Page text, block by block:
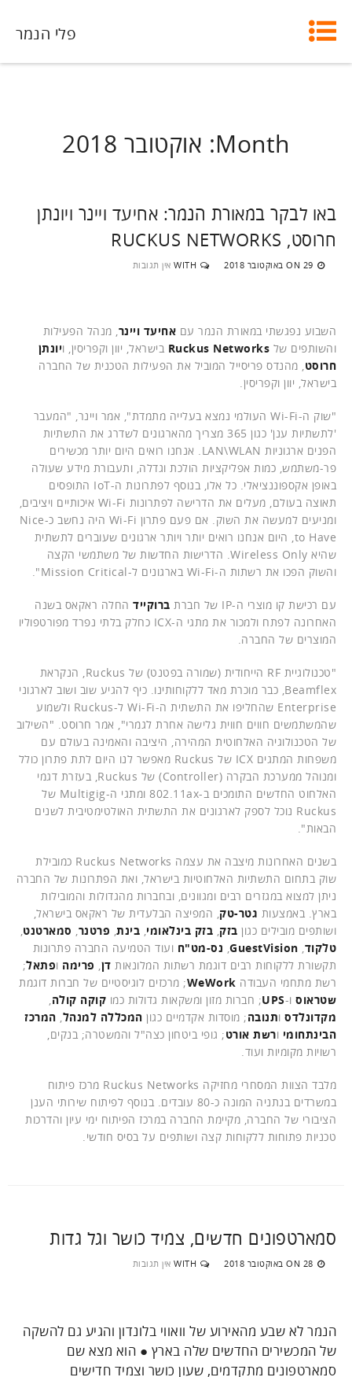
פלי הנמר
Month: אוקטובר 2018
באו לבקר במאורת הנמר: אחיעד ויינר ויונתן
חרוסט, RUCKUS NETWORKS
ON 29 באוקטובר 2018 WITH אין תגובות
השבוע נפגשתי במאורת הנמר עם אחיעד ויינר, מנהל הפעילות
והשותפים של Ruckus Networks בישראל, יוון וקפריסין, ויונתן
חרוסט, מהנדס פריסייל המוביל את הפעילות הטכנית של החברה
בישראל, יוון וקפריסין.
"שוק ה-Wi-Fi העולמי נמצא בעלייה מתמדת", אמר ויינר, "המעבר
'לתשתיות ענן' כגון 365 מצריך מהארגונים לשדרג את התשתיות
הפנים ארגוניות LAN\WLAN. אנחנו רואים היום יותר מכשירים
פר-משתמש, כמות אפליקציות הולכת וגדלה, ותעבורת מידע שעולה
באופן אקספוננציאלי. כל אלו, בנוסף לפתרונות ה-IoT התופסים
תאוצה בעולם, מעלים את הדרישה לפתרונות Wi-Fi איכותיים ויציבים,
ומניעים למעשה את השוק. אם פעם פתרון Wi-Fi היה נחשב כ-Nice
to Have, היום אנחנו רואים יותר ויותר ארגונים שעוברים לתשתית
שהיא Wireless Only. הדרישות החדשות של משתמשי הקצה
והשוק הפכו את רשתות ה-Wi-Fi בארגונים ל-Mission Critical".
עם רכישת קו מוצרי ה-IP של חברת ברוקייד החלה ראקאס בשנה
האחרונה לפתח ולמכור את מתגי ה-ICX כחלק בלתי נפרד מפורטפוליו
המוצרים של החברה.
"טכנולוגיית RF הייחודית (שמורה בפטנט) של Ruckus, הנקראת
Beamflex, כבר מוכרת מאד ללקוחותינו. כיף להגיע שוב ושוב לארגוני
Enterprise שהחליפו את התשתית ה-Wi-Fi ל-Ruckus ולשמוע
שהמשתמשים חווים חווית גלישה אחרת לגמרי", אמר חרוסט. "השילוב
של הטכנולוגיה האלחוטית המהירה, היציבה והאמינה בעולם עם
משפחות המתגים ICX של Ruckus מאפשר לנו היום לתת פתרון כולל
ומנוהל ממערכת הבקרה (Controller) של Ruckus, בעזרת דגמי
האלחוט החדשים התומכים ב-802.11ax ומתגי ה-Multigig של
Ruckus נוכל לספק לארגונים את התשתית האולטימטיבית לשנים
הבאות".
בשנים האחרונות מיצבה את עצמה Ruckus Networks כמובילת
שוק בתחום התשתיות האלחוטיות בישראל, ואת הפתרונות של החברה
ניתן למצוא במגזרים רבים ומגוונים, ובחברות מהגדולות והמובילות
בארץ. באמצעות גטר-טק, המפיצה הבלעדית של ראקאס בישראל,
ושותפים מובילים כגון בזק, בזק בינלאומי, בינת, פרטנר, סמארטנט,
טלקוד,
GuestVision
, נס-מט"ח ועוד הטמיעה החברה פתרונות
תקשורת ללקוחות רבים דוגמת רשתות המלונאות דן, פרימה ופתאל;
רשת מתחמי העבודה
; מרכזים לוגיסטיים של חברות דוגמת
שטראוס ו-UPS; חברות מזון ומשקאות גדולות כמו קוקה קולה,
מקדונלדס ותנובה; מוסדות אקדמיים כגון המכללה למנהל, המרכז
הבינתחומי ורשת אורט; גופי ביטחון כצה"ל והמשטרה; בנקים,
רשויות מקומיות ועוד.
מלבד הצוות המסחרי מחזיקה Ruckus Networks מרכז פיתוח
במשרדים בנתניה המונה כ-80 עובדים. בנוסף לפיתוח שירותי הענן
הציבורי של החברה, מקיימת החברה במרכז הפיתוח ימי עיון והדרכות
טכניות פתוחות ללקוחות קצה ושותפים על בסיס חודשי.
סמארטפונים חדשים, צמיד כושר וגל גדות
ON 28 באוקטובר 2018 WITH אין תגובות
הנמר לא שבע מהאירוע של וואווי בלונדון והגיע גם להשקה
של המכשירים החדשים שלה בארץ ● הוא מצא שם
סמארטפונים מתקדמים, שעון כושר וצמיד חדישים